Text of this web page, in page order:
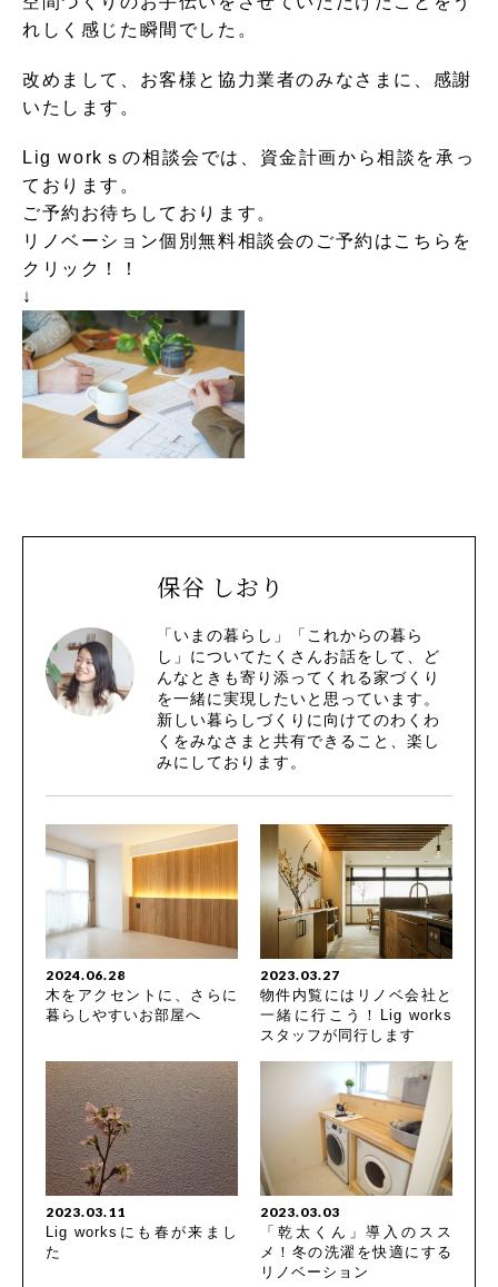
れしく感じた瞬間でした。
改めまして、お客様と協力業者のみなさまに、感謝
いたします。
Lig workｓの相談会では、資金計画から相談を承っ
ております。
ご予約お待ちしております。
リノベーション個別無料相談会のご予約はこちらを
クリック！！
↓
保谷 しおり
「いまの暮らし」「これからの暮ら
し」についてたくさんお話をして、ど
んなときも寄り添ってくれる家づくり
を一緒に実現したいと思っています。
新しい暮らしづくりに向けてのわくわ
くをみなさまと共有できること、楽し
みにしております。
2024.06.28
木をアクセントに、さらに
暮らしやすいお部屋へ
2023.03.27
物件内覧にはリノベ会社と
一緒に行こう！Lig works
スタッフが同行します
2023.03.11
Lig worksにも春が来まし
た
2023.03.03
「乾太くん」導入のスス
メ！冬の洗濯を快適にする
リノベーション